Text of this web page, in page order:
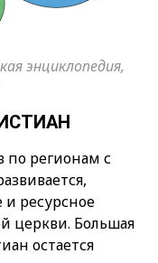
энциклопедия,
по регионам с
и ресурсное
церкви. Большая
остается